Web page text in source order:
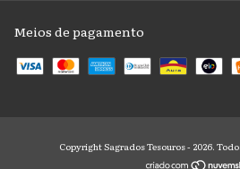
Meios de pagamento
Copyright Sagrados Tesouros - 2026.